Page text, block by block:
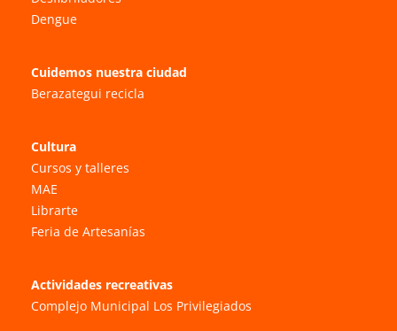
Dengue
Cuidemos nuestra ciudad
Berazategui recicla
Cultura
Cursos y talleres
MAE
Librarte
Feria de Artesanías
Actividades recreativas
Complejo Municipal Los Privilegiados